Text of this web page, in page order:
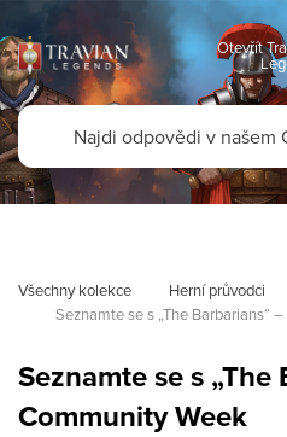
Otevřít
Všechny kolekce Herní průvodci
Seznamte se s „The Barbarians“
Seznamte se s
Community Week